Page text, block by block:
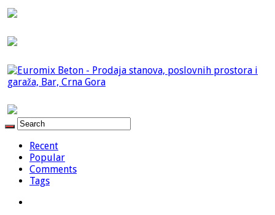
Recent
Popular
Comments
Tags